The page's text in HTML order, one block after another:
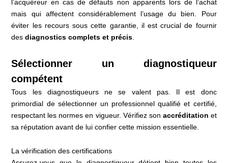
l’acquéreur en cas de défauts non apparents lors de l’achat
mais qui affectent considérablement l’usage du bien. Pour
éviter les recours sous cette garantie, il est crucial de fournir
desdiagnostics complets et précis.
Sélectionner un diagnostiqueur
compétent
Tous les diagnostiqueurs ne se valent pas. Il est donc
primordial de sélectionner un professionnel qualifié et certifié,
respectant les normes en vigueur. Vérifiez son accréditation et
sa réputation avant de lui confier cette mission essentielle.
La vérification des certifications